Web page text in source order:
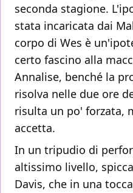
seconda stagione.
stata incaricata dai
corpo di Wes è
certo fascino alla
Annalise, benché la
risolva nelle due ore
risulta un po' forzata,
accetta.
In un tripudio di
altissimo livello,
Davis, che in una